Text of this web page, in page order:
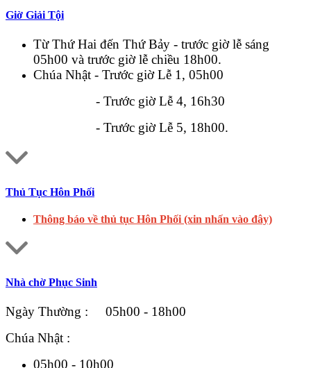
Giờ Giải Tội
Từ Thứ Hai đến Thứ Bảy - trước giờ lễ sáng
05h00 và trước giờ lễ chiều 18h00.
Chúa Nhật - Trước giờ Lễ 1, 05h00
- Trước giờ Lễ 4, 16h30
- Trước giờ Lễ 5, 18h00.
Thủ Tục Hôn Phối
Thông báo về thủ tục Hôn Phối (xin nhấn vào đây)
Nhà chờ Phục Sinh
Ngày Thường : 05h00 - 18h00
Chúa Nhật :
05h00 - 10h00